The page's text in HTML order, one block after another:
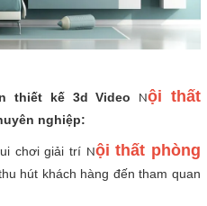
thiết kế 3d Video Nội thất
nghiệp:
chơi giải trí Nội thất phòng
hút khách hàng đến tham quan